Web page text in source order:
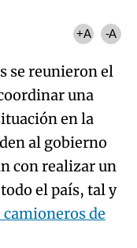
+A -A
se reunieron el
una
en la
al gobierno
con realizar un
el país, tal y
camioneros de